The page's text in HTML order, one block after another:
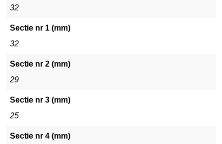
32
Sectie nr 1 (mm)
32
Sectie nr 2 (mm)
29
Sectie nr 3 (mm)
25
Sectie nr 4 (mm)